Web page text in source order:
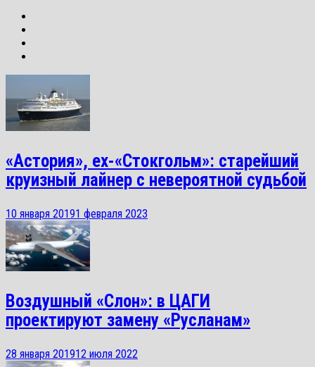
«Астория», ex-«Стокгольм»: старейший
круизный лайнер с невероятной судьбой
10 января 20191 февраля 2023
Воздушный «Слон»: в ЦАГИ
проектируют замену «Русланам»
28 января 201912 июля 2022